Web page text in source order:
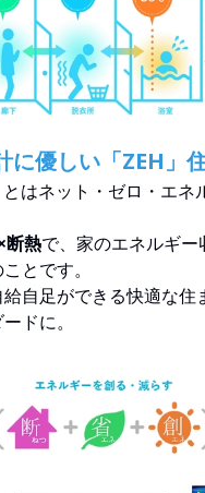
優しい「ZEH」
はネット・ゼロ・エネ
断熱で、家のエネルギ
とです。
自足ができる快適な住
ドに。